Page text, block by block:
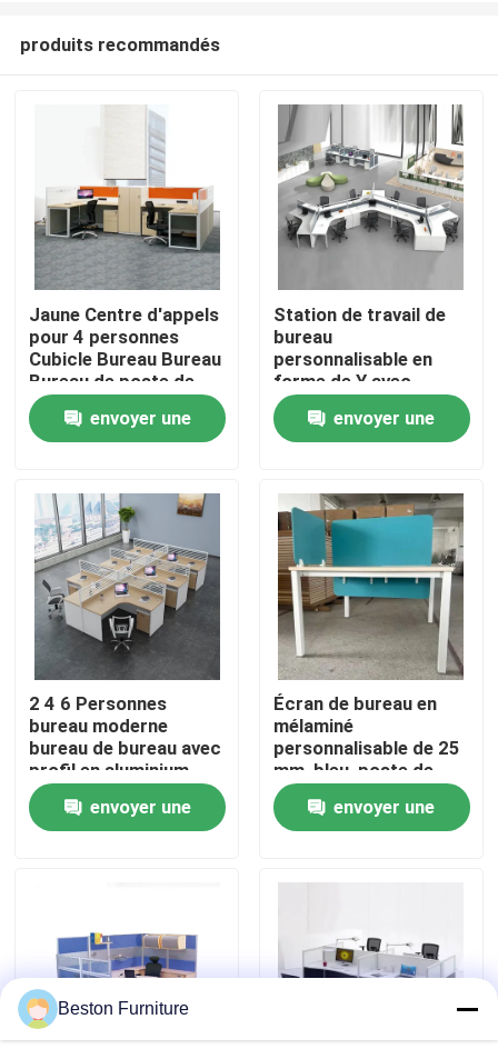
À la maison
À propos de nous
Visite de l'usine
Contrôle de qualité
Nous contacter
Nouvelles
Le blog
Bureaux de poste de travail
produits recommandés
Jaune Centre d'appels
pour 4 personnes
Cubicle Bureau Bureau
Bureau de poste de
travail
envoyer une
Station de travail de
bureau
personnalisable en
forme de Y avec
panneau de mélamine
et pieds de table en
métal
envoyer une
2 4 6 Personnes
bureau moderne
bureau de bureau avec
profil en aluminium
matériau de tissu et
30 mm épaisse
panneau
envoyer une
Écran de bureau en
mélaminé
personnalisable de 25
mm, bleu, poste de
travail de bureau
modulaire simple
envoyer une
Beston Furniture